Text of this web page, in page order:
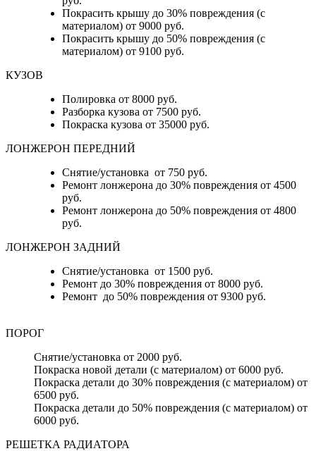
Покрасить крышу до 30% повреждения (с
материалом) от 9000 руб.
Покрасить крышу до 50% повреждения (с
материалом) от 9100 руб.
КУЗОВ
Полировка от 8000 руб.
Разборка кузова от 7500 руб.
Покраска кузова от 35000 руб.
ЛОНЖЕРОН ПЕРЕДНИЙ
Снятие/установка от 750 руб.
Ремонт лонжерона до 30% повреждения от 4500
руб.
Ремонт лонжерона до 50% повреждения от 4800
руб.
ЛОНЖЕРОН ЗАДНИЙ
Снятие/установка от 1500 руб.
Ремонт до 30% повреждения от 8000 руб.
Ремонт до 50% повреждения от 9300 руб.
ПОРОГ
Снятие/установка от 2000 руб.
Покраска новой детали (с материалом) от 6000 руб.
Покраска детали до 30% повреждения (с материалом) от
6500 руб.
Покраска детали до 50% повреждения (с материалом) от
6000 руб.
РЕШЕТКА РАДИАТОРА